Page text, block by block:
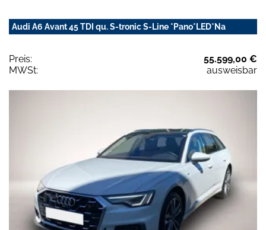
Audi A6 Avant 45 TDI qu. S-tronic S-Line *Pano*LED*Na
Preis:
55.599,00 €
MWSt:
ausweisbar